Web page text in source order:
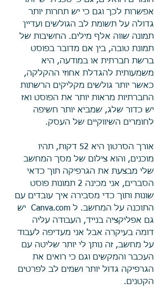
אפשרות לכך וגם כי יש תחרות יותר
גדולה על תשומת לב הגולשים ועדיין
תמונה שווה אלף מילים. החשיבות של
תמונת טובה, בין אם מדובר בפוסט
ברשת חברתית או במודעה, היא
משמעותית להגדלת אחוזי ההקלקה,
כאשר יותר גולשים מקליקים הרשתות
החברתיות מראות יותר את הפוסט ואז
יש כדור שלג, שמביא יותר חשיפה
לחומרים השיווקיים של העסק.
אורך הסרטון היא 52 דקות, תהיו
מוכנים, והוא צילום של מסך המחשב
שלי מבצעת את הגרפיקה תוך כדאי
הסברים, אני מכינה 2 תמונות פוסט
שונות ותוך כדי מסבירה איך עובדים עם
התוכנה על המחשב. ל Canva.com  יש
גם אפליקציה בנייד, העבודה עליה
דומה בעיקרה אבל אני מעדיפה לעבוד
על מחשב, זה נותן לי יותר שליטה עם
העכבר והמקשים וגם כי רואים את
הגרפיקה גדול יותר ושמים לב לפרטים
הקטנים.